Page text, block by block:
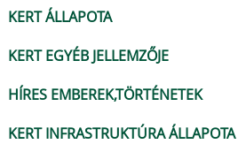
KERT ÁLLAPOTA
KERT EGYÉB JELLEMZŐJE
HÍRES EMBEREK,TÖRTÉNETEK
KERT INFRASTRUKTÚRA ÁLLAPOTA